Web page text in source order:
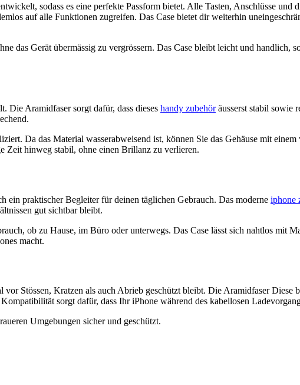
sodass es eine perfekte Passform bietet. Alle Tasten, Anschlüsse und
auf alle Funktionen zugreifen. Das Case bietet dir weiterhin
das Gerät übermässig zu vergrössern. Das Case bleibt leicht und handlich,
Die Aramidfaser sorgt dafür, dass dieses handy zubehöräusserst stabil sowie
Da das Material wasserabweisend ist, können Sie das Gehäuse mit
Zeit hinweg stabil, ohne einen Brillanz zu verlieren.
ein praktischer Begleiter für deinen täglichen Gebrauch. Das moderne iphone
gut sichtbar bleibt.
ob zu Hause, im Büro oder unterwegs. Das Case lässt sich nahtlos mit
macht.
Stössen, Kratzen als auch Abrieb geschützt bleibt. Die Aramidfaser Diese
sorgt dafür, dass Ihr iPhone während des kabellosen
Umgebungen sicher und geschützt.